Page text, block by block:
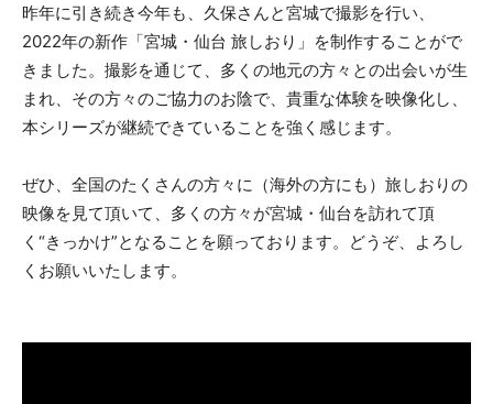
昨年に引き続き今年も、久保さんと宮城で撮影を行い、
2022年の新作「宮城・仙台 旅しおり」を制作することがで
きました。撮影を通じて、多くの地元の方々との出会いが生
まれ、その方々のご協力のお陰で、貴重な体験を映像化し、
本シリーズが継続できていることを強く感じます。
ぜひ、全国のたくさんの方々に（海外の方にも）旅しおりの
映像を見て頂いて、多くの方々が宮城・仙台を訪れて頂
く“きっかけ”となることを願っております。どうぞ、よろし
くお願いいたします。